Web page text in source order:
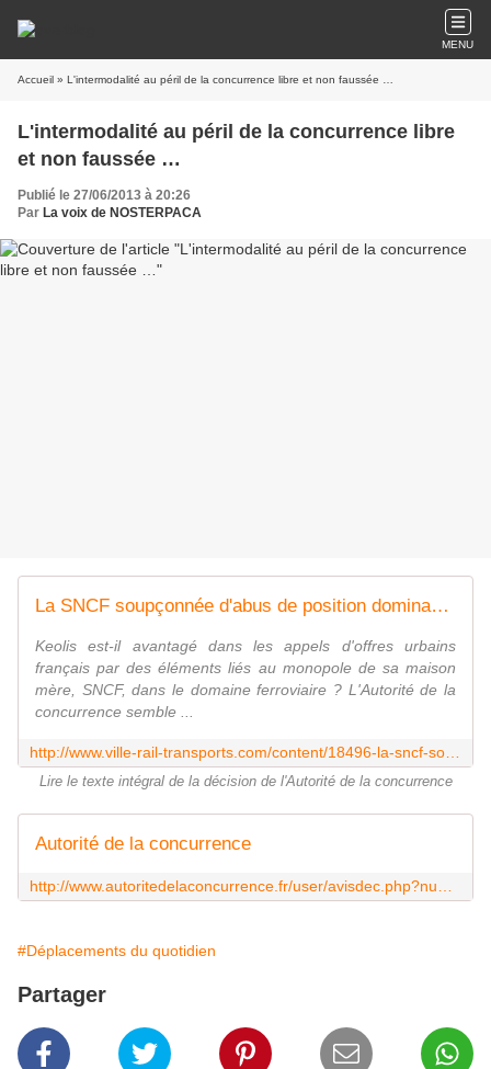
MENU
Accueil » L'intermodalité au péril de la concurrence libre et non faussée …
L'intermodalité au péril de la concurrence libre
et non faussée …
Publié le 27/06/2013 à 20:26
Par La voix de NOSTERPACA
La SNCF soupçonnée d'abus de position dominante dans les transports urbains
Keolis est-il avantagé dans les appels d'offres urbains
français par des éléments liés au monopole de sa maison
mère, SNCF, dans le domaine ferroviaire ? L'Autorité de la
concurrence semble ...
Lire le texte intégral de la décision de l'Autorité de la concurrence
Autorité de la concurrence
#Déplacements du quotidien
Partager